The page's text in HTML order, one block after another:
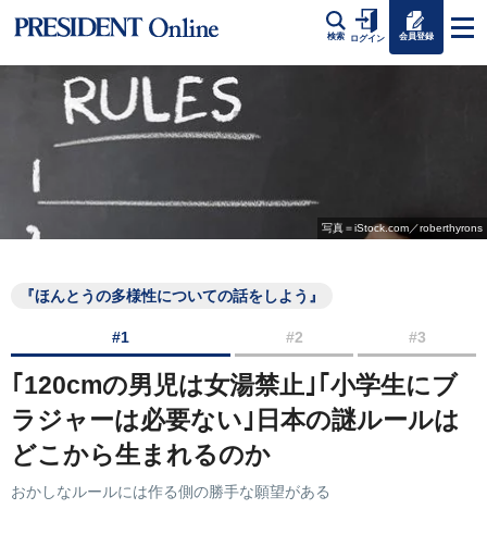
検索 ログイン 会員登録
写真＝iStock.com／roberthyrons
『ほんとうの多様性についての話をしよう』
#1 #2 #3
｢120cmの男児は女湯禁止｣｢小学生にブ
ラジャーは必要ない｣日本の謎ルールは
どこから生まれるのか
おかしなルールには作る側の勝手な願望がある